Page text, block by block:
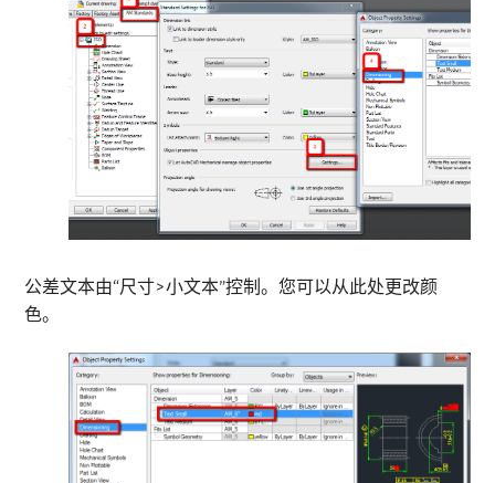
公差文本由“尺寸>小文本”控制。您可以从此处更改颜
色。